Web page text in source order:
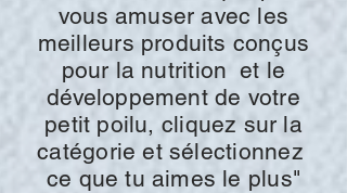
vous amuser avec les
meilleurs produits conçus
pour la nutrition et le
développement de votre
petit poilu, cliquez sur la
catégorie et sélectionnez
ce que tu aimes le plus"